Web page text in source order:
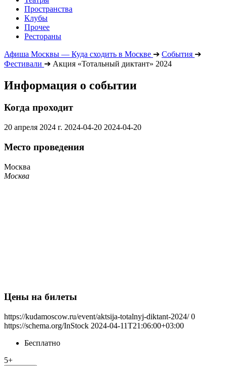
Пространства
Клубы
Прочее
Рестораны
Афиша Москвы — Куда сходить в Москве ➔ События ➔
Фестивали ➔ Акция «Тотальный диктант» 2024
Информация о событии
Когда проходит
20 апреля 2024 г. 2024-04-20 2024-04-20
Место проведения
Москва
Москва
Цены на билеты
https://kudamoscow.ru/event/aktsija-totalnyj-diktant-2024/ 0
https://schema.org/InStock 2024-04-11T21:06:00+03:00
Бесплатно
5+